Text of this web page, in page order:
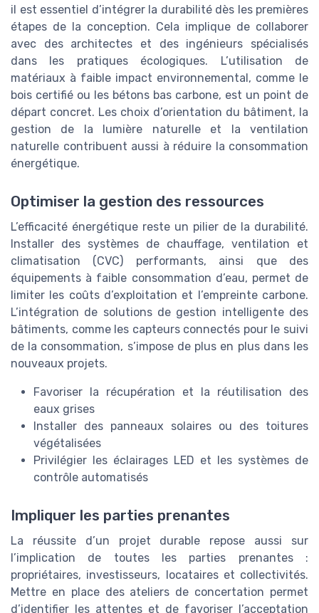
il est essentiel d’intégrer la durabilité dès les premières
étapes de la conception. Cela implique de collaborer
avec des architectes et des ingénieurs spécialisés
dans les pratiques écologiques. L’utilisation de
matériaux à faible impact environnemental, comme le
bois certifié ou les bétons bas carbone, est un point de
départ concret. Les choix d’orientation du bâtiment, la
gestion de la lumière naturelle et la ventilation
naturelle contribuent aussi à réduire la consommation
énergétique.
Optimiser la gestion des ressources
L’efficacité énergétique reste un pilier de la durabilité.
Installer des systèmes de chauffage, ventilation et
climatisation (CVC) performants, ainsi que des
équipements à faible consommation d’eau, permet de
limiter les coûts d’exploitation et l’empreinte carbone.
L’intégration de solutions de gestion intelligente des
bâtiments, comme les capteurs connectés pour le suivi
de la consommation, s’impose de plus en plus dans les
nouveaux projets.
Favoriser la récupération et la réutilisation des
eaux grises
Installer des panneaux solaires ou des toitures
végétalisées
Privilégier les éclairages LED et les systèmes de
contrôle automatisés
Impliquer les parties prenantes
La réussite d’un projet durable repose aussi sur
l’implication de toutes les parties prenantes :
propriétaires, investisseurs, locataires et collectivités.
Mettre en place des ateliers de concertation permet
d’identifier les attentes et de favoriser l’acceptation